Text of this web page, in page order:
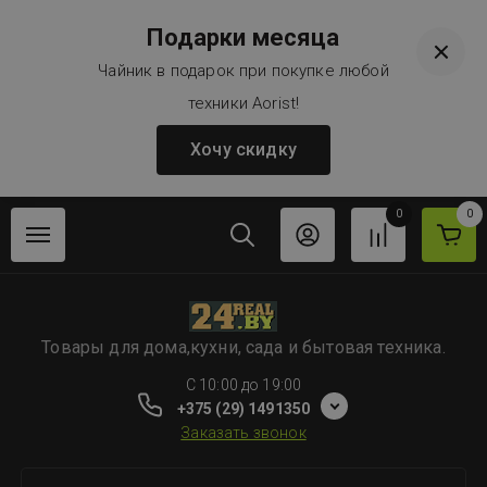
Подарки месяца
Чайник в подарок при покупке любой
техники Aorist!
Хочу скидку
0
0
Товары для дома,кухни, сада и бытовая техника.
C 10:00 до 19:00
+375 (29) 1491350
Заказать звонок